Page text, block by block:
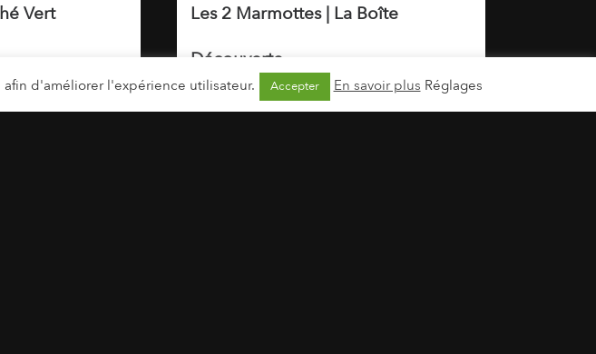
Vert
Les 2 Marmottes | La Boîte
Découverte
afin d'améliorer l'expérience utilisateur. Accepter En savoir plus Réglages